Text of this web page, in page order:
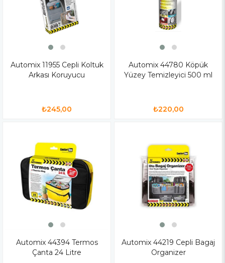
Automix 11955 Cepli Koltuk
Arkası Koruyucu
₺245,00
Automix 44780 Köpük
Yüzey Temizleyici 500 ml
₺220,00
Automix 44394 Termos
Çanta 24 Litre
Automix 44219 Cepli Bagaj
Organizer